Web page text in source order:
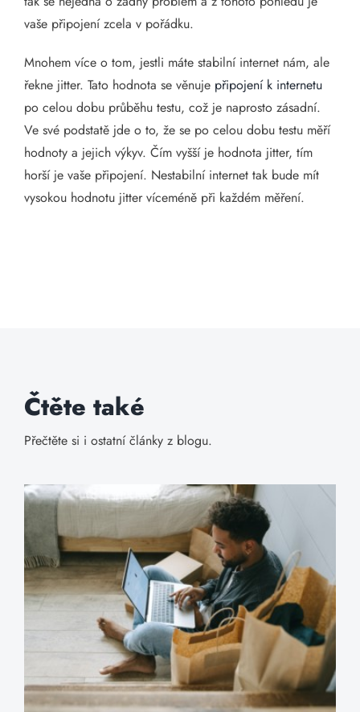
vaše připojení zcela v pořádku.
Mnohem více o tom, jestli máte stabilní internet nám, ale
řekne jitter. Tato hodnota se věnuje připojení k internetu
po celou dobu průběhu testu, což je naprosto zásadní.
Ve své podstatě jde o to, že se po celou dobu testu měří
hodnoty a jejich výkyv. Čím vyšší je hodnota jitter, tím
horší je vaše připojení. Nestabilní internet tak bude mít
vysokou hodnotu jitter víceméně při každém měření.
Čtěte také
Přečtěte si i ostatní články z blogu.